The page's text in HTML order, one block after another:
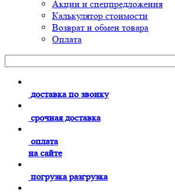
Акции и спецпредложения
Калькулятор стоимости
Возврат и обмен товара
Оплата
доставка по звонку
срочная доставка
оплата
на сайте
погрузка разгрузка